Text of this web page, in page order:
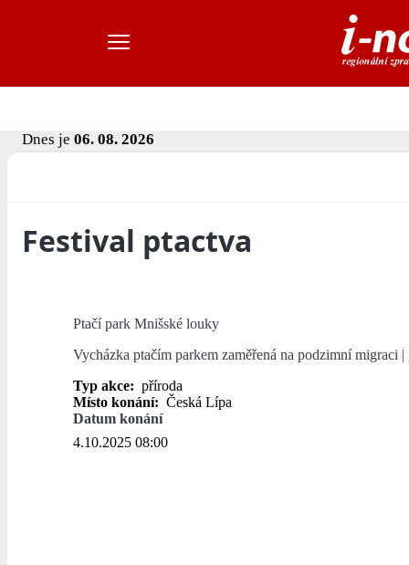
Dnes je 06. 08. 2026
Festival ptactva
Ptačí park Mnišské louky
Vycházka ptačím parkem zaměřená na podzimní
Typ akce: příroda
Místo konání: Česká Lípa
Datum konání
4.10.2025 08:00